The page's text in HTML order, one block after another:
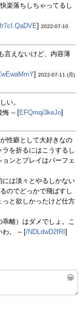
楽落ちしちゃってるし
fr7cI.QaDVE] 2022-07-10
言えないけど、内容薄
] 2022-07-11 (月)
い。
悔 -- [EFQmqi3keJo]
性癖として大好きなの
を折るにはこうするし
ンとプレイはパーフェ
は淡々とやるしかない
のでどっかで飛ばすし
と欲しかったけど仕方
離）はダメでしょ。こ
わ。 -- [/NDLdwD2fRI ]
😀